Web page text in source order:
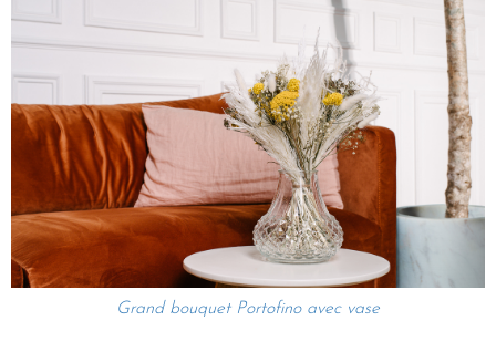
Grand bouquet Portofino avec vase